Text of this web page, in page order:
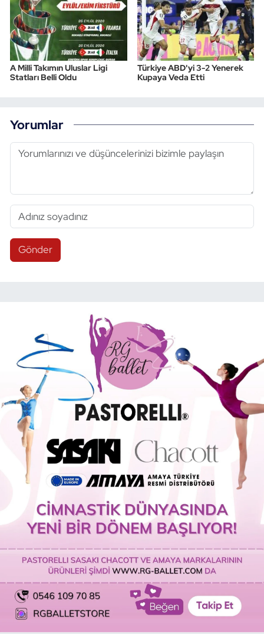
A Milli Takımın Uluslar Ligi
Statları Belli Oldu
Türkiye ABD'yi 3-2 Yenerek
Kupaya Veda Etti
Yorumlar
Gönder